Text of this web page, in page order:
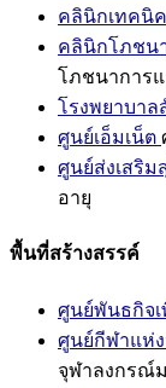
คลินิกเทคนิ
คลินิกโภชน
โภชนาการ
โรงพยาบาล
ศูนย์เอ็มเน็ต
ศูนย์ส่งเสริม
อายุ
พื้นที่สร้างสรรค์
ศูนย์พันธกิจ
ศูนย์กีฬาแห่
จุฬาลงกรณ์